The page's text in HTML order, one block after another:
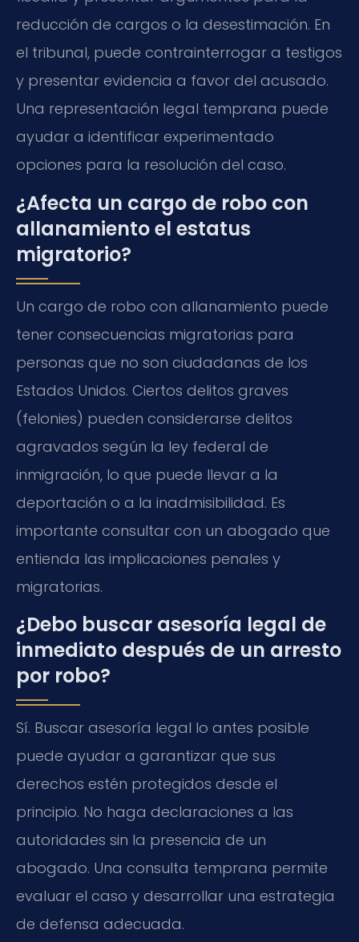
reducción de cargos o la desestimación. En
el tribunal, puede contrainterrogar a testigos
y presentar evidencia a favor del acusado.
Una representación legal temprana puede
ayudar a identificar experimentado
opciones para la resolución del caso.
¿Afecta un cargo de robo con
allanamiento el estatus
migratorio?
Un cargo de robo con allanamiento puede
tener consecuencias migratorias para
personas que no son ciudadanas de los
Estados Unidos. Ciertos delitos graves
(felonies) pueden considerarse delitos
agravados según la ley federal de
inmigración, lo que puede llevar a la
deportación o a la inadmisibilidad. Es
importante consultar con un abogado que
entienda las implicaciones penales y
migratorias.
¿Debo buscar asesoría legal de
inmediato después de un arresto
por robo?
Sí. Buscar asesoría legal lo antes posible
puede ayudar a garantizar que sus
derechos estén protegidos desde el
principio. No haga declaraciones a las
autoridades sin la presencia de un
abogado. Una consulta temprana permite
evaluar el caso y desarrollar una estrategia
de defensa adecuada.